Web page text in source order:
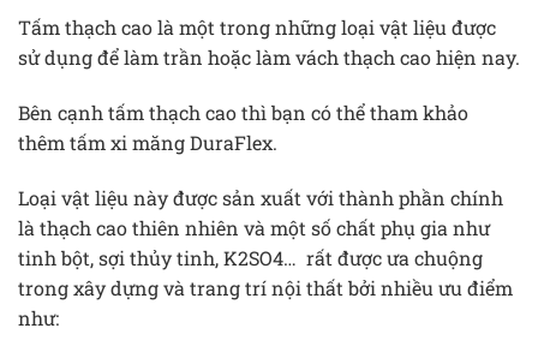
Tấm thạch cao là một trong những loại vật liệu được
sử dụng để làm trần hoặc làm vách thạch cao hiện nay.
Bên cạnh tấm thạch cao thì bạn có thể tham khảo
thêm tấm xi măng DuraFlex.
Loại vật liệu này được sản xuất với thành phần chính
là thạch cao thiên nhiên và một số chất phụ gia như
tinh bột, sợi thủy tinh, K2SO4… rất được ưa chuộng
trong xây dựng và trang trí nội thất bởi nhiều ưu điểm
như: